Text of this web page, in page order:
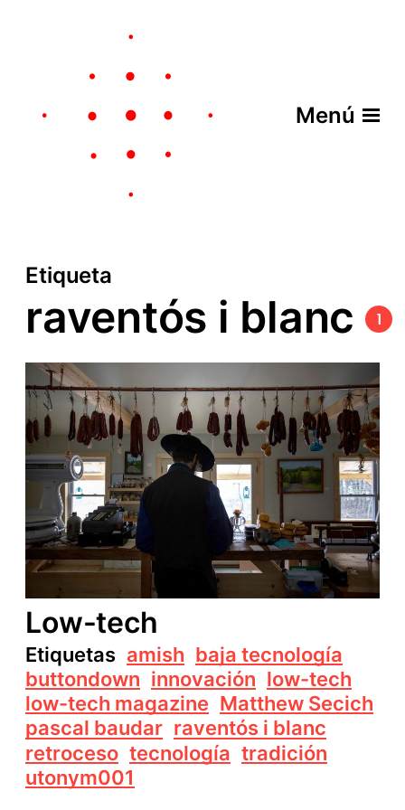
Menú
Etiqueta
raventós i blanc 1
Low-tech
Etiquetas amish baja tecnología
buttondown innovación low-tech
low-tech magazine Matthew Secich
pascal baudar raventós i blanc
retroceso tecnología tradición
utonym001